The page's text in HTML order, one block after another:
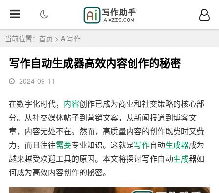
当前位置： 首页 > AI写作
写作自动生成器高效内容创作的秘密
2024-09-11
在数字化时代， 内容创作已成为商业和社交策略的核心部
分。从社交媒体帖子到营销文案，从新闻报道到博客文
章，内容无处不在。然而，高质量内容的创作既费时又费
力，而且往往需要专业知识。这就是写作自动生成器成为
越来越受欢迎工具的原因。本文将探讨写作自动生成器如
何成为高效内容创作的秘密。